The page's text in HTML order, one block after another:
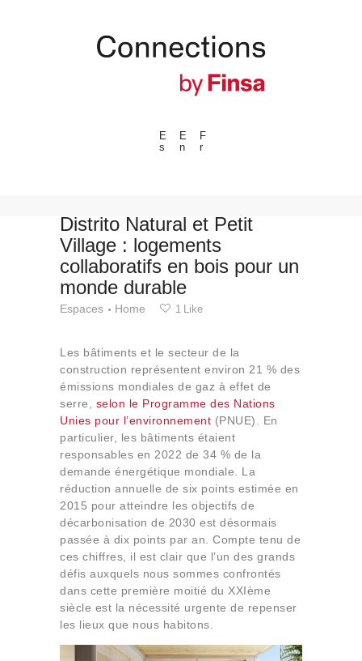
E
s
E
n
F
r
---ENLACES---
Événements
Espaces
Matériels
Technologie
Collaborations
Qui sommes-nous
Contact
Distrito Natural et Petit
Village : logements
collaboratifs en bois pour un
monde durable
Espaces Home 1 Like
Les bâtiments et le secteur de la
construction représentent environ 21 % des
émissions mondiales de gaz à effet de
serre, selon le Programme des Nations
Unies pour l’environnement (PNUE). En
particulier, les bâtiments étaient
responsables en 2022 de 34 % de la
demande énergétique mondiale. La
réduction annuelle de six points estimée en
2015 pour atteindre les objectifs de
décarbonisation de 2030 est désormais
passée à dix points par an. Compte tenu de
ces chiffres, il est clair que l’un des grands
défis auxquels nous sommes confrontés
dans cette première moitié du XXIème
siècle est la nécessité urgente de repenser
les lieux que nous habitons.